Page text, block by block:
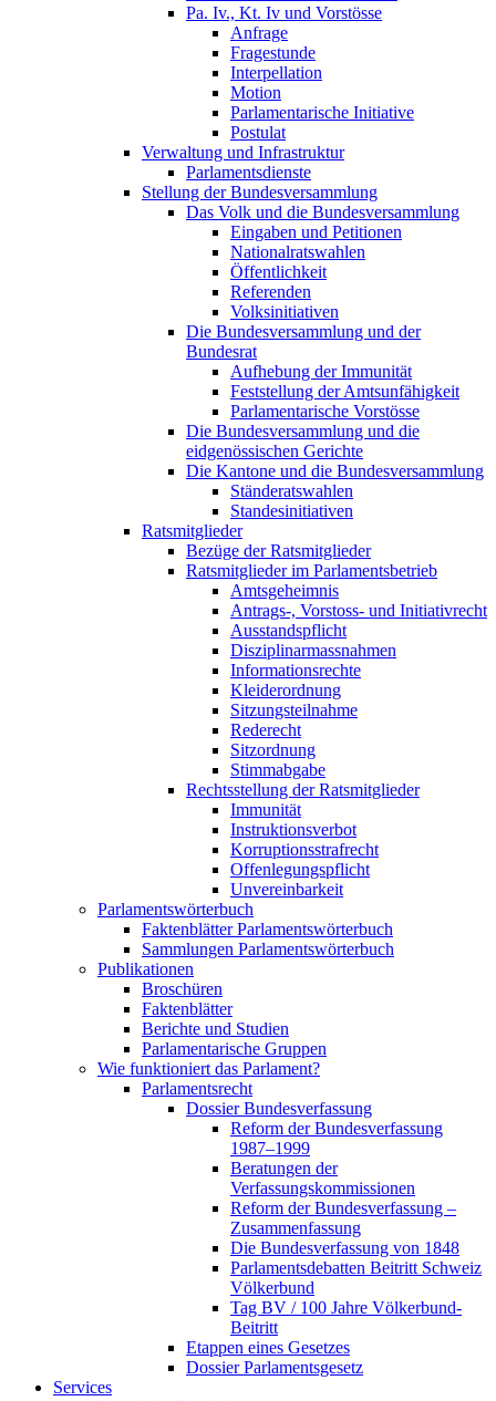
Pa. Iv., Kt. Iv und Vorstösse
Anfrage
Fragestunde
Interpellation
Motion
Parlamentarische Initiative
Postulat
Verwaltung und Infrastruktur
Parlamentsdienste
Stellung der Bundesversammlung
Das Volk und die Bundesversammlung
Eingaben und Petitionen
Nationalratswahlen
Öffentlichkeit
Referenden
Volksinitiativen
Die Bundesversammlung und der
Bundesrat
Aufhebung der Immunität
Feststellung der Amtsunfähigkeit
Parlamentarische Vorstösse
Die Bundesversammlung und die
eidgenössischen Gerichte
Die Kantone und die Bundesversammlung
Ständeratswahlen
Standesinitiativen
Ratsmitglieder
Bezüge der Ratsmitglieder
Ratsmitglieder im Parlamentsbetrieb
Amtsgeheimnis
Antrags-, Vorstoss- und Initiativrecht
Ausstandspflicht
Disziplinarmassnahmen
Informationsrechte
Kleiderordnung
Sitzungsteilnahme
Rederecht
Sitzordnung
Stimmabgabe
Rechtsstellung der Ratsmitglieder
Immunität
Instruktionsverbot
Korruptionsstrafrecht
Offenlegungspflicht
Unvereinbarkeit
Parlamentswörterbuch
Faktenblätter Parlamentswörterbuch
Sammlungen Parlamentswörterbuch
Publikationen
Broschüren
Faktenblätter
Berichte und Studien
Parlamentarische Gruppen
Wie funktioniert das Parlament?
Parlamentsrecht
Dossier Bundesverfassung
Reform der Bundesverfassung
1987–1999
Beratungen der
Verfassungskommissionen
Reform der Bundesverfassung –
Zusammenfassung
Die Bundesverfassung von 1848
Parlamentsdebatten Beitritt Schweiz
Völkerbund
Tag BV / 100 Jahre Völkerbund-
Beitritt
Etappen eines Gesetzes
Dossier Parlamentsgesetz
Services